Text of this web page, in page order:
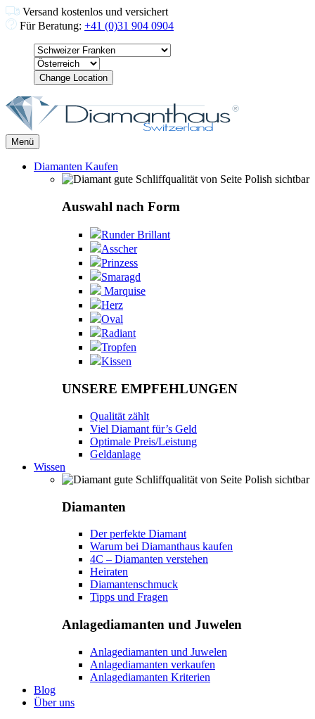
Versand kostenlos und versichert
Für Beratung: +41 (0)31 904 0904
Change Location
Menü
Diamanten Kaufen
Auswahl nach Form
Runder Brillant
Asscher
Prinzess
Smaragd
Marquise
Herz
Oval
Radiant
Tropfen
Kissen
UNSERE EMPFEHLUNGEN
Qualität zählt
Viel Diamant für’s Geld
Optimale Preis/Leistung
Geldanlage
Wissen
Diamanten
Der perfekte Diamant
Warum bei Diamanthaus kaufen
4C – Diamanten verstehen
Heiraten
Diamantenschmuck
Tipps und Fragen
Anlagediamanten und Juwelen
Anlagediamanten und Juwelen
Anlagediamanten verkaufen
Anlagediamanten Kriterien
Blog
Über uns